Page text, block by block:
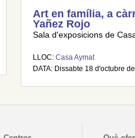
Art en família, a
Yañez Rojo
Sala d'exposicions de
LLOC: Casa Aymat
DATA: Dissabte 18 d'octubre